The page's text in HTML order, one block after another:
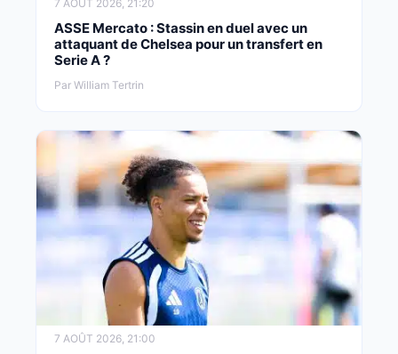
7 AOÛT 2026, 21:20
ASSE Mercato : Stassin en duel avec un
attaquant de Chelsea pour un transfert en
Serie A ?
Par William Tertrin
7 AOÛT 2026, 21:00